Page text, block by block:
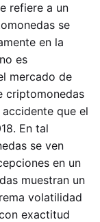
refiere a un
se
en la
es
mercado de
criptomonedas
que el
En tal
se ven
en un
muestran un
volatilidad
exactitud